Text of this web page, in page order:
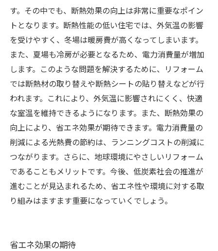
す。その中でも、断熱効果の向上は非常に重要なポイン
トとなります。断熱性能の低い住宅では、外気温の影響
を受けやすく、冬場は暖房費が高くなってしまいます。
また、夏場も冷房が必要となるため、電力消費量が増加
します。このような問題を解決するために、リフォーム
では断熱材の取り替えや断熱シートの貼り替えなどが行
われます。これにより、外気温に影響されにくく、快適
な室温を維持できるようになります。また、断熱効果の
向上により、省エネ効果が期待できます。電力消費量の
削減による光熱費の節約は、ランニングコストの削減に
つながります。さらに、地球環境にやさしいリフォーム
であることもメリットです。今後、低炭素社会の推進が
進むことが見込まれるため、省エネ性や環境に対する取
り組みはますます重要になっていくでしょう。
省エネ効果の期待